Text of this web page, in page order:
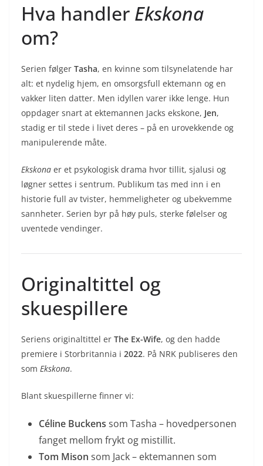
Hva handler Ekskona
om?
Serien følger Tasha, en kvinne som tilsynelatende har
alt: et nydelig hjem, en omsorgsfull ektemann og en
vakker liten datter. Men idyllen varer ikke lenge. Hun
oppdager snart at ektemannen Jacks ekskone, Jen,
stadig er til stede i livet deres – på en urovekkende og
manipulerende måte.
Ekskona er et psykologisk drama hvor tillit, sjalusi og
løgner settes i sentrum. Publikum tas med inn i en
historie full av tvister, hemmeligheter og ubekvemme
sannheter. Serien byr på høy puls, sterke følelser og
uventede vendinger.
Originaltittel og
skuespillere
Seriens originaltittel er The Ex-Wife, og den hadde
premiere i Storbritannia i 2022. På NRK publiseres den
som Ekskona.
Blant skuespillerne finner vi:
Céline Buckens som Tasha – hovedpersonen
fanget mellom frykt og mistillit.
Tom Mison som Jack – ektemannen som